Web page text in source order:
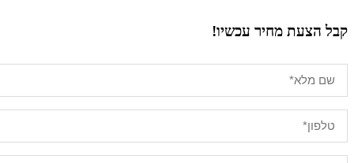
קבל הצעת מחיר עכשיו!